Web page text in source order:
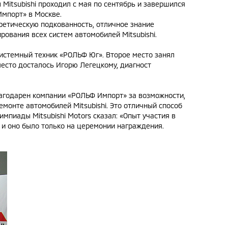
проходил с мая по сентябрь и завершился
в Москве.
подкованность, отличное знание
всех систем автомобилей Mitsubishi.
техник «РОЛЬФ Юг». Второе место занял
досталось Игорю Легецкому, диагност
компании «РОЛЬФ Импорт» за возможности,
автомобилей Mitsubishi. Это отличный способ
Mitsubishi Motors сказал: «Опыт участия в
оно было только на церемонии награждения.